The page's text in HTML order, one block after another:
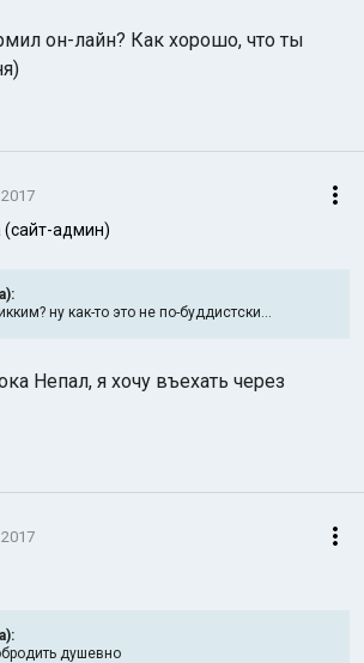
он-лайн? Как хорошо, что ты
(сайт-админ)
ну как-то это не по-буддистски...
Непал, я хочу въехать через
душевно